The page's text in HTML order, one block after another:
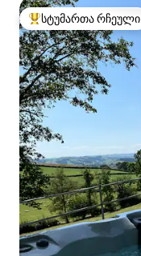
სტუმართა რჩეული
სტუმართა რჩეული